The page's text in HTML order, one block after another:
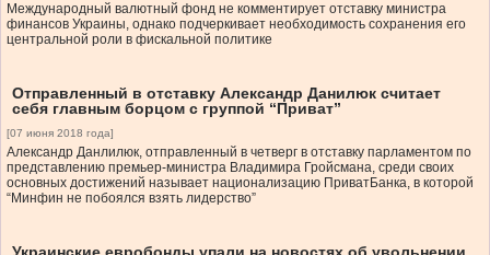
Международный валютный фонд не комментирует отставку министра
финансов Украины, однако подчеркивает необходимость сохранения его
центральной роли в фискальной политике
Отправленный в отставку Александр Данилюк считает
себя главным борцом с группой “Приват”
[07 июня 2018 года]
Александр Данлилюк, отправленный в четверг в отставку парламентом по
представлению премьер-министра Владимира Гройсмана, среди своих
основных достижений называет национализацию ПриватБанка, в которой
“Минфин не побоялся взять лидерство”